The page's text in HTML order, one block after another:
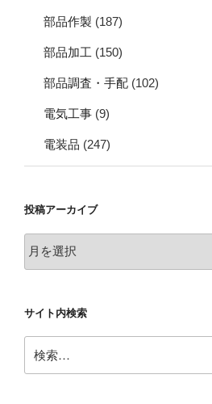
部品作製 (187)
部品加工 (150)
部品調査・手配 (102)
電気工事 (9)
電装品 (247)
投稿アーカイブ
稿
カ
イ
ブ
サイト内検索
索: